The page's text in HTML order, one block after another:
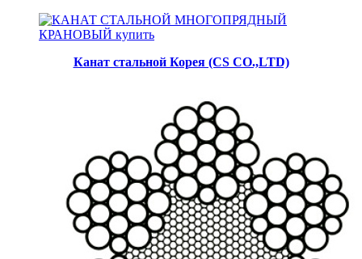
Канат стальной Корея (CS CO.,LTD)